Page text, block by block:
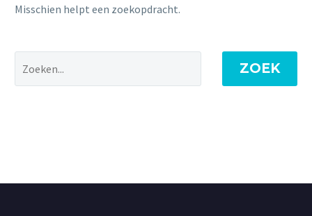
Misschien helpt een zoekopdracht.
ZOEK